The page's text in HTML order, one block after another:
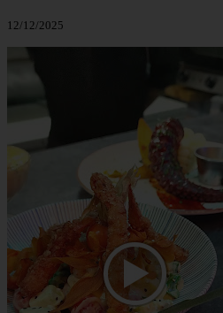
12/12/2025